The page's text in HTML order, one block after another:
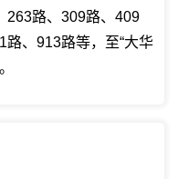
263路、309路、409
、913路等，至“大华